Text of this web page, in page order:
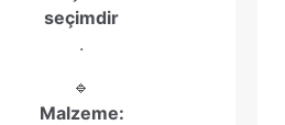
seçimdir
.
🔹
Malzeme: